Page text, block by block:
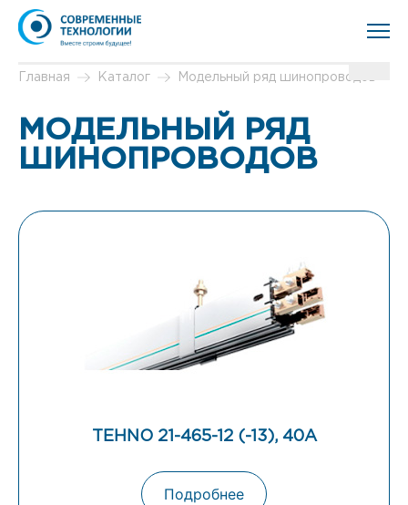
Главная Каталог Модельный ряд шинопроводов
МОДЕЛЬНЫЙ РЯД
ШИНОПРОВОДОВ
TEHNO 21-465-12 (-13), 40А
Подробнее